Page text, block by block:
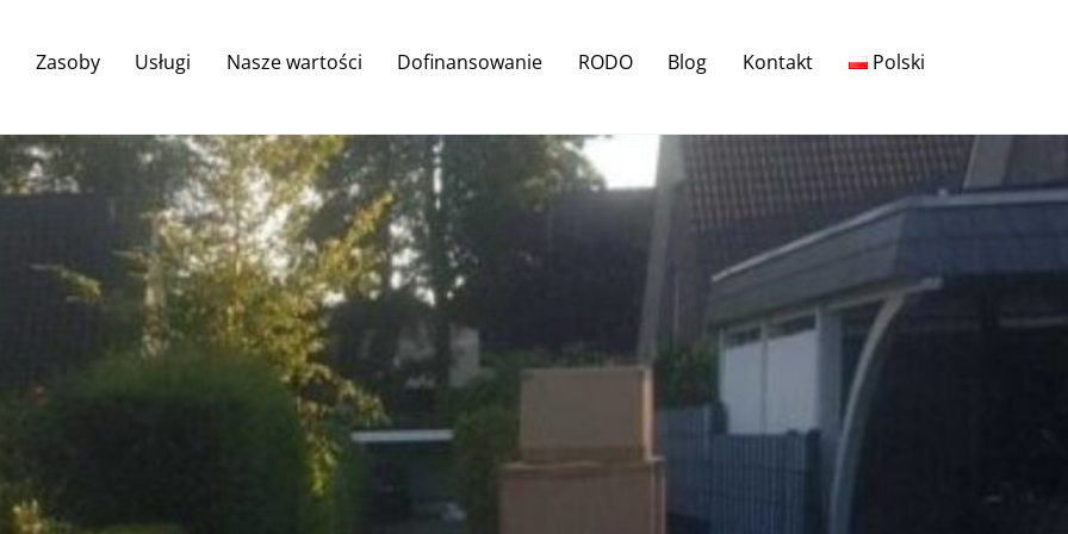
Zasoby Usługi Nasze wartości Dofinansowanie RODO Blog Kontakt Polski